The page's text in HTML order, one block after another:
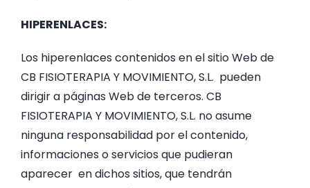
HIPERENLACES:
Los hiperenlaces contenidos en el sitio Web de
CB FISIOTERAPIA Y MOVIMIENTO, S.L. pueden
dirigir a páginas Web de terceros. CB
FISIOTERAPIA Y MOVIMIENTO, S.L. no asume
ninguna responsabilidad por el contenido,
informaciones o servicios que pudieran
aparecer en dichos sitios, que tendrán